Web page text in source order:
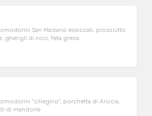
San Marzano essiccati, prosciutto
gherigli di noci, feta greca
"ciliegino", porchetta di Ariccia,
di mandorle